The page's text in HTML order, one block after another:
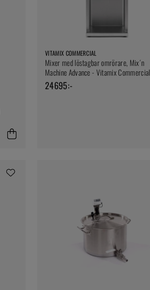
VITAMIX COMMERCIAL
Mixer med löstagbar omrörare, Mix´n
Machine Advance - Vitamix Commercial
24695:-